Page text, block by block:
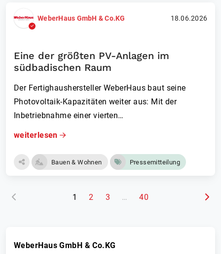
WeberHaus GmbH & Co.KG 18.06.2026
Eine der größten PV-Anlagen im
südbadischen Raum
Der Fertighaushersteller WeberHaus baut seine
Photovoltaik-Kapazitäten weiter aus: Mit der
Inbetriebnahme einer vierten…
weiterlesen
Bauen & Wohnen Pressemitteilung
1 (aktuelle Seite)
2 3 … 40
WeberHaus GmbH & Co.KG